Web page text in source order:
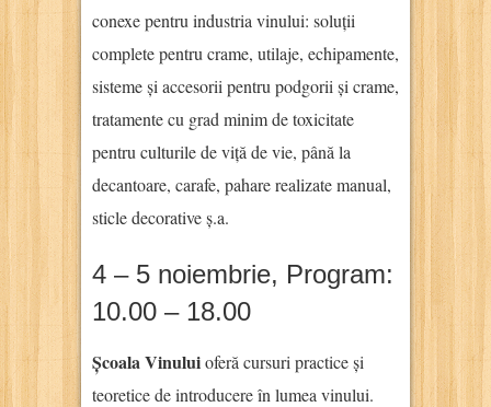
conexe pentru industria vinului: soluții
complete pentru crame, utilaje, echipamente,
sisteme și accesorii pentru podgorii și crame,
tratamente cu grad minim de toxicitate
pentru culturile de viță de vie, până la
decantoare, carafe, pahare realizate manual,
sticle decorative ș.a.
4 – 5 noiembrie, Program:
10.00 – 18.00
Școala Vinuluioferă cursuri practice și
teoretice de introducere în lumea vinului.